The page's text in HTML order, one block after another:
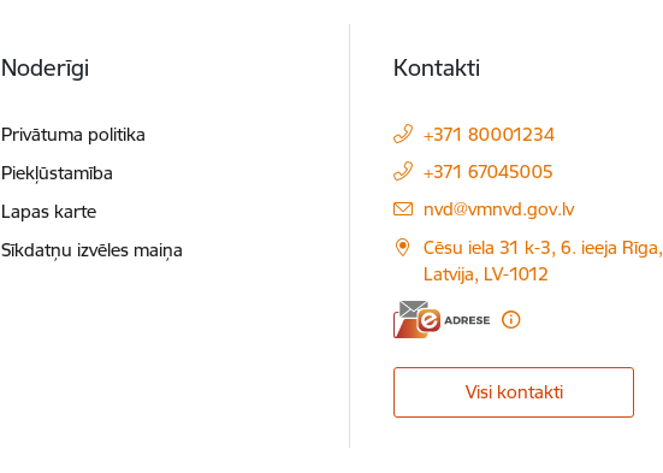
Noderīgi
Privātuma politika
Piekļūstamība
Lapas karte
Sīkdatņu izvēles maiņa
Kontakti
+371 80001234
+371 67045005
E-pasts:
nvd@vmnvd.gov.lv
Cēsu iela 31 k-3, 6. ieeja Rīga,
Latvija, LV-1012
Visi kontakti